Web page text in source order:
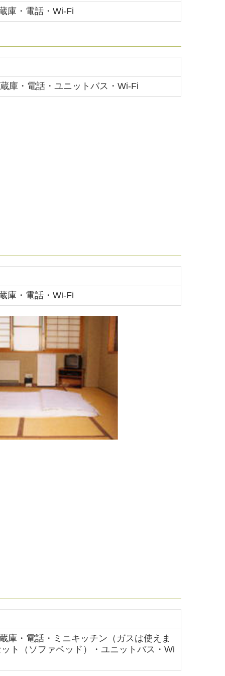
庫・電話 ・Wi-Fi
庫・電話・ユニットバス ・Wi-Fi
庫・電話 ・Wi-Fi
庫・電話・ミニキッチン（ガスは使えま
ト（ソファベッド）・ユニットバス ・Wi